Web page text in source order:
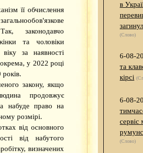
її обчислення
законодавчо
та чоловіки
за наявності
у 2022 році
закону, якщо
продовжує
набуде право на
розмірі.
від основного
від набутого
визначених
в
(Слово)
6-08-
та
кірсі
6-08-
сервіс
(Слово)